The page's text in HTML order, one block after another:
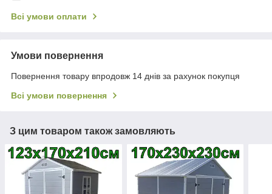
Всі умови оплати
Умови повернення
Повернення товару впродовж 14 днів за рахунок покупця
Всі умови повернення
З цим товаром також замовляють